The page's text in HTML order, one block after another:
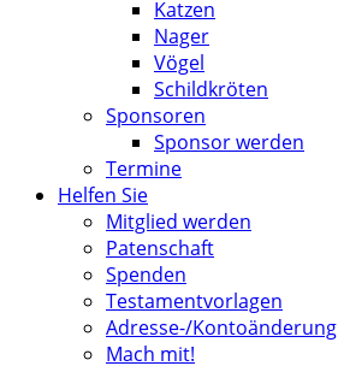
Katzen
Nager
Vögel
Schildkröten
Sponsoren
Sponsor werden
Termine
Helfen Sie
Mitglied werden
Patenschaft
Spenden
Testamentvorlagen
Adresse-/Kontoänderung
Mach mit!